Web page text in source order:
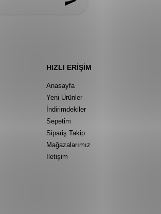
HIZLI ERIŞIM
Anasayfa
Yeni Ürünler
İndirimdekiler
Sepetim
Sipariş Takip
Mağazalarımız
İletişim